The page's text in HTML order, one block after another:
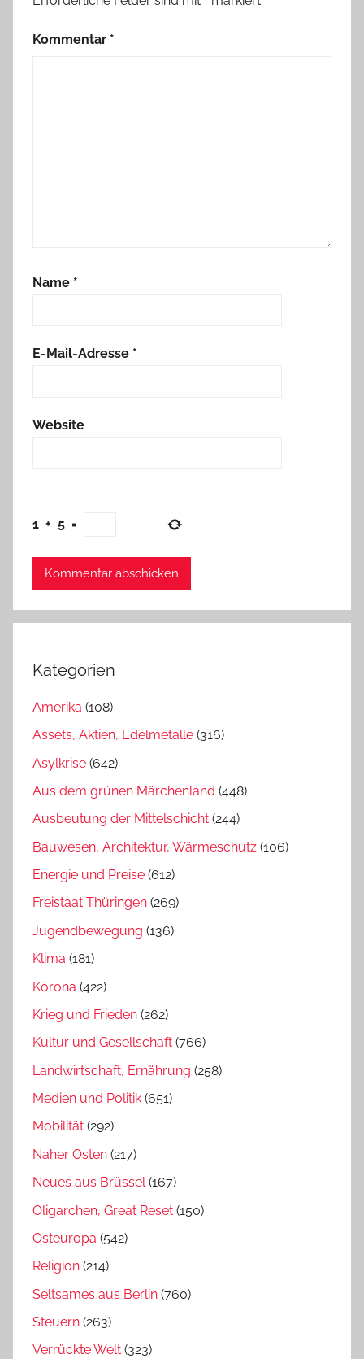
Kommentar *
Name *
E-Mail-Adresse *
Website
1 + 5 =
Kategorien
Amerika (108)
Assets, Aktien, Edelmetalle (316)
Asylkrise (642)
Aus dem grünen Märchenland (448)
Ausbeutung der Mittelschicht (244)
Bauwesen, Architektur, Wärmeschutz (106)
Energie und Preise (612)
Freistaat Thüringen (269)
Jugendbewegung (136)
Klima (181)
Kórona (422)
Krieg und Frieden (262)
Kultur und Gesellschaft (766)
Landwirtschaft, Ernährung (258)
Medien und Politik (651)
Mobilität (292)
Naher Osten (217)
Neues aus Brüssel(167)
Oligarchen, Great Reset (150)
Osteuropa (542)
Religion (214)
Seltsames aus Berlin (760)
Steuern (263)
Verrückte Welt (323)